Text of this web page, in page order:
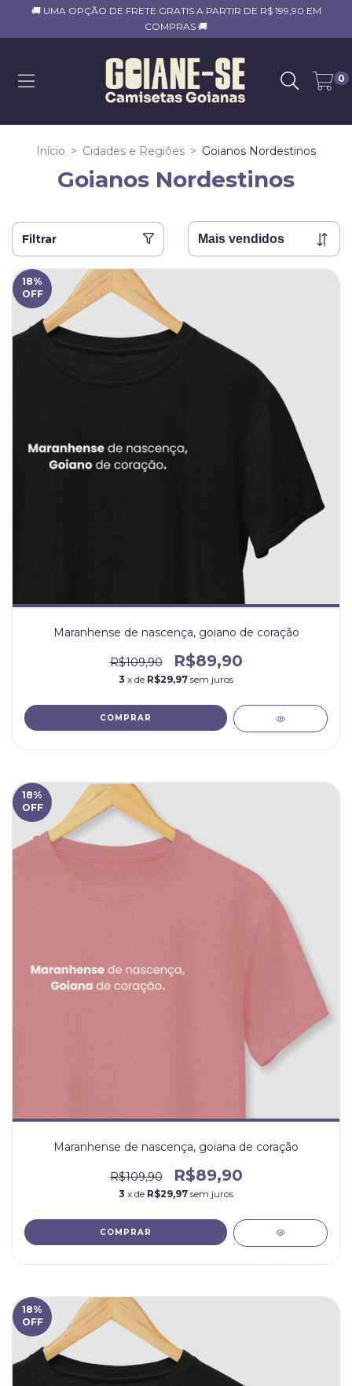
🚚 UMA OPÇÃO DE FRETE GRATIS A PARTIR DE R$ 199,90 EM
COMPRAS 🚚
0
Início > Cidades e Regiões > Goianos Nordestinos
Goianos Nordestinos
Filtrar
18%
OFF
Maranhense de nascença, goiano de coração
R$109,90 R$89,90
3 x de R$29,97 sem juros
COMPRAR
18%
OFF
Maranhense de nascença, goiana de coração
R$109,90 R$89,90
3 x de R$29,97 sem juros
COMPRAR
18%
OFF